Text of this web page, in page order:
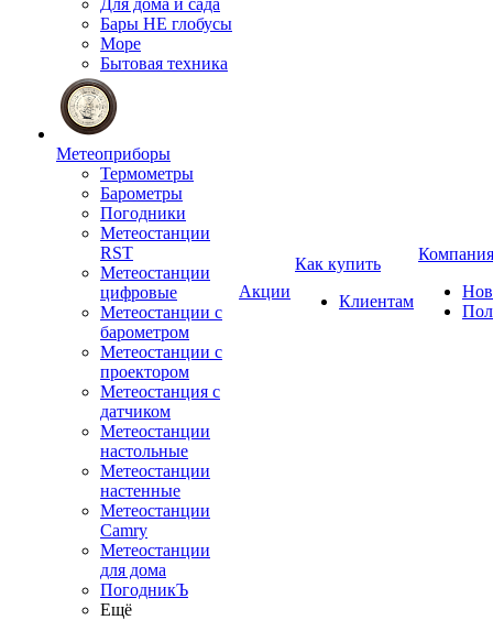
Для дома и сада
Бары НЕ глобусы
Море
Бытовая техника
Метеоприборы
Термометры
Барометры
Погодники
Метеостанции
RST
Метеостанции
цифровые
Метеостанции с
барометром
Метеостанции с
проектором
Метеостанция с
датчиком
Метеостанции
настольные
Метеостанции
настенные
Метеостанции
Camry
Метеостанции
для дома
ПогодникЪ
Ещё
Акции
Как купить
Клиентам
Компания